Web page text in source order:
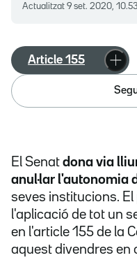
Actualitzat 9 set. 2020, 10.53
Article 155
El Senat dona via
anul·lar l'autonomia
seves institucions.
l'aplicació de tot un
en l'article 155 de la
aquest divendres en